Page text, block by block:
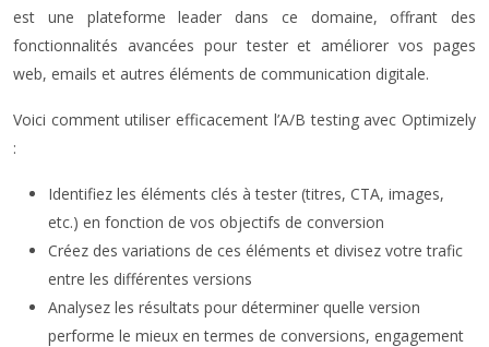
est une plateforme leader dans ce domaine, offrant des
fonctionnalités avancées pour tester et améliorer vos pages
web, emails et autres éléments de communication digitale.
Voici comment utiliser efficacement l’A/B testing avec Optimizely
:
Identifiez les éléments clés à tester (titres, CTA, images,
etc.) en fonction de vos objectifs de conversion
Créez des variations de ces éléments et divisez votre trafic
entre les différentes versions
Analysez les résultats pour déterminer quelle version
performe le mieux en termes de conversions, engagement